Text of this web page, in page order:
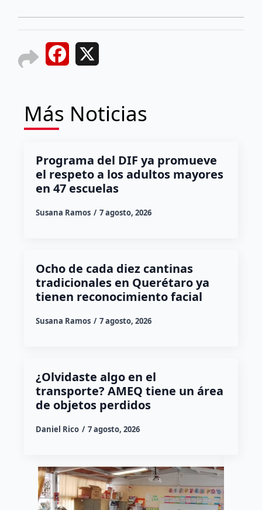
Facebook
Más Noticias
Programa del DIF ya promueve
el respeto a los adultos mayores
en 47 escuelas
Susana Ramos 7 agosto, 2026
Ocho de cada diez cantinas
tradicionales en Querétaro ya
tienen reconocimiento facial
Susana Ramos 7 agosto, 2026
¿Olvidaste algo en el
transporte? AMEQ tiene un área
de objetos perdidos
Daniel Rico 7 agosto, 2026